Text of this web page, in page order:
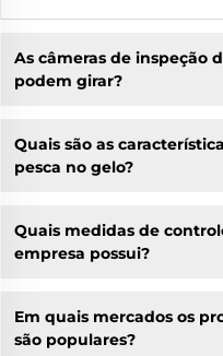
As câmeras de inspeção
podem girar?
Quais são as
pesca no gelo?
Quais medidas de
empresa possui?
Em quais mercados os
são populares?